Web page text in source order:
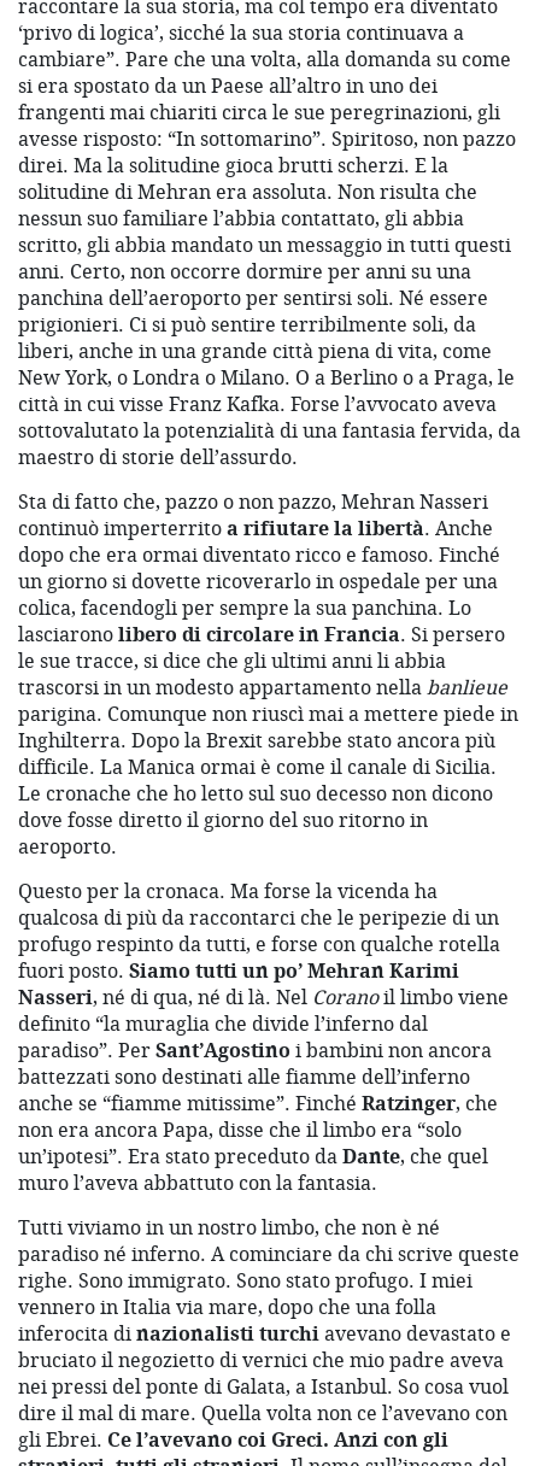
raccontare la sua storia, ma col tempo era diventato
‘privo di logica’, sicché la sua storia continuava a
cambiare”. Pare che una volta, alla domanda su come
si era spostato da un Paese all’altro in uno dei
frangenti mai chiariti circa le sue peregrinazioni, gli
avesse risposto: “In sottomarino”. Spiritoso, non pazzo
direi. Ma la solitudine gioca brutti scherzi. E la
solitudine di Mehran era assoluta. Non risulta che
nessun suo familiare l’abbia contattato, gli abbia
scritto, gli abbia mandato un messaggio in tutti questi
anni. Certo, non occorre dormire per anni su una
panchina dell’aeroporto per sentirsi soli. Né essere
prigionieri. Ci si può sentire terribilmente soli, da
liberi, anche in una grande città piena di vita, come
New York, o Londra o Milano. O a Berlino o a Praga, le
città in cui visse Franz Kafka. Forse l’avvocato aveva
sottovalutato la potenzialità di una fantasia fervida, da
maestro di storie dell’assurdo.
Sta di fatto che, pazzo o non pazzo, Mehran Nasseri
continuò imperterritoa rifiutare la libertà. Anche
dopo che era ormai diventato ricco e famoso. Finché
un giorno si dovette ricoverarlo in ospedale per una
colica, facendogli per sempre la sua panchina. Lo
lasciaronolibero di circolare in Francia. Si persero
le sue tracce, si dice che gli ultimi anni li abbia
trascorsi in un modesto appartamento nellabanlieue
parigina. Comunque non riuscì mai a mettere piede in
Inghilterra. Dopo la Brexit sarebbe stato ancora più
difficile. La Manica ormai è come il canale di Sicilia.
Le cronache che ho letto sul suo decesso non dicono
dove fosse diretto il giorno del suo ritorno in
aeroporto.
Questo per la cronaca. Ma forse la vicenda ha
qualcosa di più da raccontarci che le peripezie di un
profugo respinto da tutti, e forse con qualche rotella
fuori posto. Siamo tutti un po’ Mehran Karimi
Nasseri, né di qua, né di là. Nel Coranoil limbo viene
definito “la muraglia che divide l’inferno dal
paradiso”. PerSant’Agostino i bambini non ancora
battezzati sono destinati alle fiamme dell’inferno
anche se “fiamme mitissime”. Finché Ratzinger, che
non era ancora Papa, disse che il limbo era “solo
un’ipotesi”. Era stato preceduto daDante, che quel
muro l’aveva abbattuto con la fantasia.
Tutti viviamo in un nostro limbo, che non è né
paradiso né inferno. A cominciare da chi scrive queste
righe. Sono immigrato. Sono stato profugo. I miei
vennero in Italia via mare, dopo che una folla
inferocita dinazionalisti turchiavevano devastato e
bruciato il negozietto di vernici che mio padre aveva
nei pressi del ponte di Galata, a Istanbul. So cosa vuol
dire il mal di mare. Quella volta non ce l’avevano con
gli Ebrei. Ce l’avevano coi Greci. Anzi con gli